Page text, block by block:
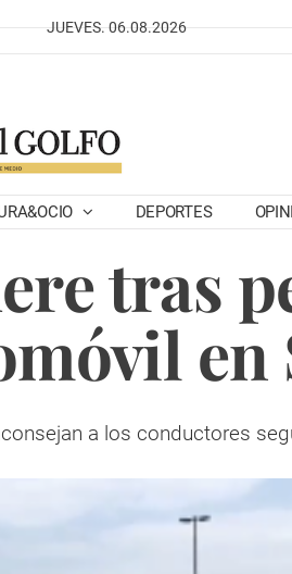
JUEVES. 06.08.2026
DEPORTES
tras
en
a los conductores